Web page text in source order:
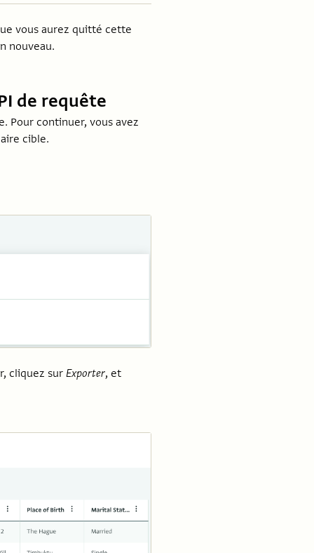
vous aurez quitté cette
nouveau.
de requête
Pour continuer, vous avez
cible.
cliquez surExporter, et